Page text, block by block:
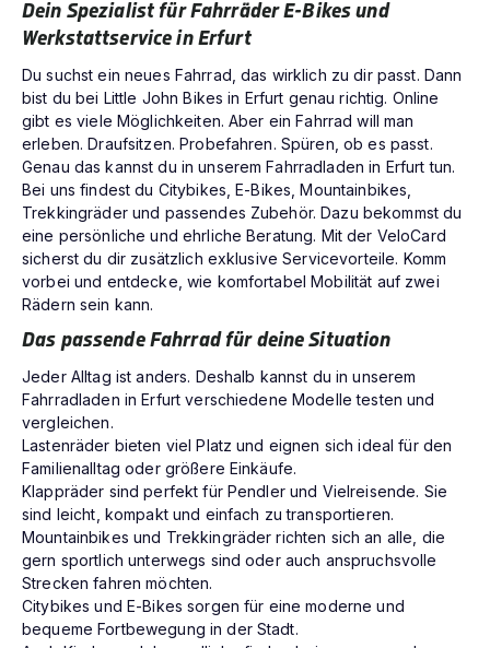
Dein Spezialist für Fahrräder E-Bikes und
Werkstattservice in Erfurt
Du suchst ein neues Fahrrad, das wirklich zu dir passt. Dann
bist du bei Little John Bikes in Erfurt genau richtig. Online
gibt es viele Möglichkeiten. Aber ein Fahrrad will man
erleben. Draufsitzen. Probefahren. Spüren, ob es passt.
Genau das kannst du in unserem Fahrradladen in Erfurt tun.
Bei uns findest du Citybikes, E-Bikes, Mountainbikes,
Trekkingräder und passendes Zubehör. Dazu bekommst du
eine persönliche und ehrliche Beratung. Mit der VeloCard
sicherst du dir zusätzlich exklusive Servicevorteile. Komm
vorbei und entdecke, wie komfortabel Mobilität auf zwei
Rädern sein kann.
Das passende Fahrrad für deine Situation
Jeder Alltag ist anders. Deshalb kannst du in unserem
Fahrradladen in Erfurt verschiedene Modelle testen und
vergleichen.
Lastenräder bieten viel Platz und eignen sich ideal für den
Familienalltag oder größere Einkäufe.
Klappräder sind perfekt für Pendler und Vielreisende. Sie
sind leicht, kompakt und einfach zu transportieren.
Mountainbikes und Trekkingräder richten sich an alle, die
gern sportlich unterwegs sind oder auch anspruchsvolle
Strecken fahren möchten.
Citybikes und E-Bikes sorgen für eine moderne und
bequeme Fortbewegung in der Stadt.